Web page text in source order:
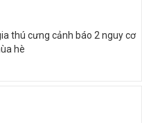
thú cưng cảnh báo 2 nguy cơ
hè